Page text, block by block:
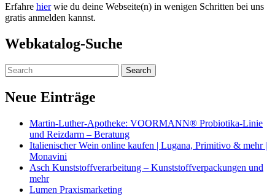
Erfahre hierwie du deine Webseite(n) in wenigen Schritten bei uns
gratis anmelden kannst.
Webkatalog-Suche
Neue Einträge
Martin-Luther-Apotheke: VOORMANN® Probiotika-Linie
und Reizdarm – Beratung
Italienischer Wein online kaufen | Lugana, Primitivo & mehr |
Monavini
Asch Kunststoffverarbeitung – Kunststoffverpackungen und
mehr
Lumen Praxismarketing